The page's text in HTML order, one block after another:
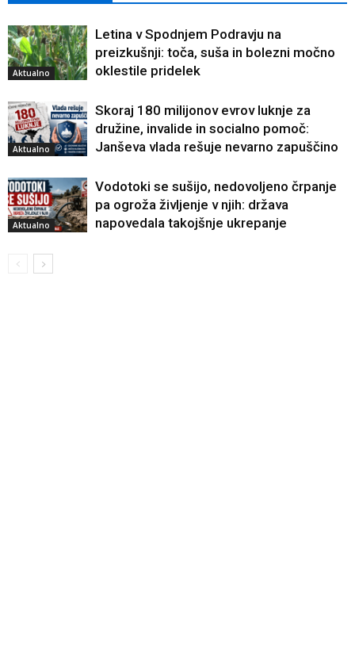
Aktualno
Letina v Spodnjem Podravju na
preizkušnji: toča, suša in bolezni močno
oklestile pridelek
Aktualno
Skoraj 180 milijonov evrov luknje za
družine, invalide in socialno pomoč:
Janševa vlada rešuje nevarno zapuščino
Aktualno
Vodotoki se sušijo, nedovoljeno črpanje
pa ogroža življenje v njih: država
napovedala takojšnje ukrepanje